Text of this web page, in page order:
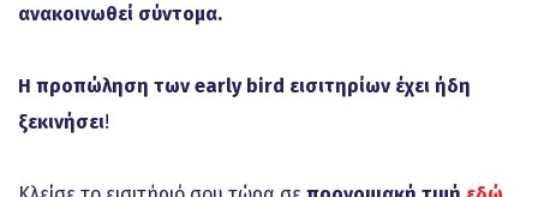
ανακοινωθεί σύντομα.
Η προπώληση των early bird εισιτηρίων έχει ήδη
ξεκινήσει!